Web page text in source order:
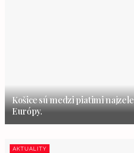
Košice sú medzi piatimi
Európy.
AKTUALITY